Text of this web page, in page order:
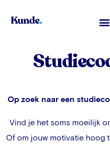
Op zoek naar een
Vind je het soms moeilijk
Of om jouw motivatie hoog